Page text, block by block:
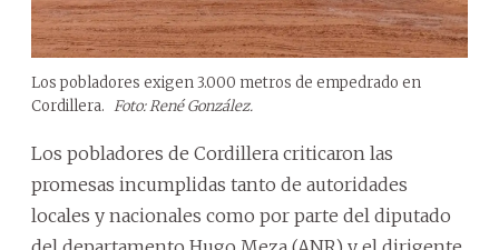
Los pobladores exigen 3.000 metros de empedrado en
Cordillera. Foto: René González.
Los pobladores de Cordillera criticaron las
promesas incumplidas tanto de autoridades
locales y nacionales como por parte del diputado